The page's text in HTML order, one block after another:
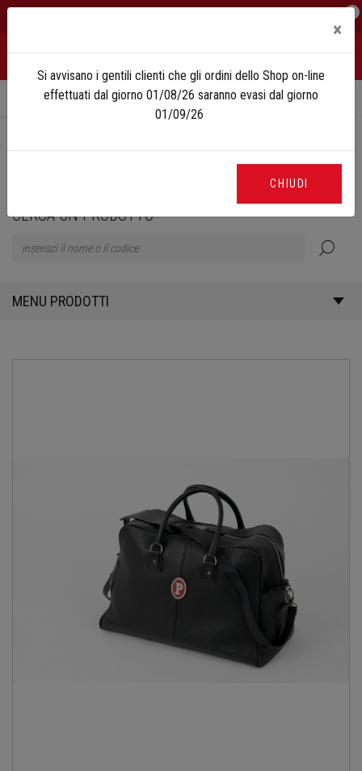
0
Home Shop Accessori Pelletteria
CERCA UN PRODOTTO
MENU PRODOTTI
×
Si avvisano i gentili clienti che gli ordini dello Shop on-line
effettuati dal giorno 01/08/26 saranno evasi dal giorno
01/09/26
CHIUDI